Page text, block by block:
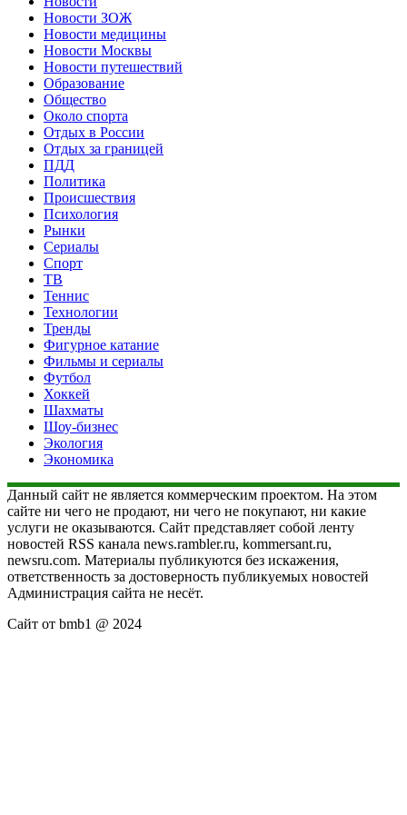
Новости ЗОЖ
Новости медицины
Новости Москвы
Новости путешествий
Образование
Общество
Около спорта
Отдых в России
Отдых за границей
ПДД
Политика
Происшествия
Психология
Рынки
Сериалы
Спорт
ТВ
Теннис
Технологии
Тренды
Фигурное катание
Фильмы и сериалы
Футбол
Хоккей
Шахматы
Шоу-бизнес
Экология
Экономика
Данный сайт не является коммерческим проектом. На этом
сайте ни чего не продают, ни чего не покупают, ни какие
услуги не оказываются. Сайт представляет собой ленту
новостей RSS канала news.rambler.ru, kommersant.ru,
newsru.com. Материалы публикуются без искажения,
ответственность за достоверность публикуемых новостей
Администрация сайта не несёт.
Сайт от bmb1 @ 2024